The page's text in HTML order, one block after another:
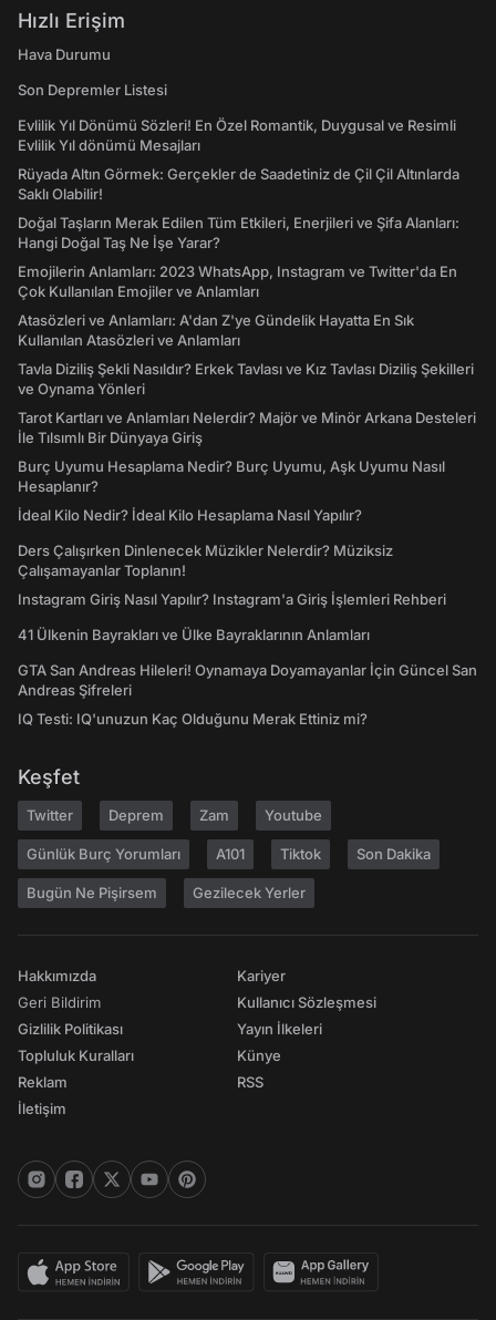
Hızlı Erişim
Hava Durumu
Son Depremler Listesi
Evlilik Yıl Dönümü Sözleri! En Özel Romantik, Duygusal ve Resimli
Evlilik Yıl dönümü Mesajları
Rüyada Altın Görmek: Gerçekler de Saadetiniz de Çil Çil Altınlarda
Saklı Olabilir!
Doğal Taşların Merak Edilen Tüm Etkileri, Enerjileri ve Şifa Alanları:
Hangi Doğal Taş Ne İşe Yarar?
Emojilerin Anlamları: 2023 WhatsApp, Instagram ve Twitter'da En
Çok Kullanılan Emojiler ve Anlamları
Atasözleri ve Anlamları: A'dan Z'ye Gündelik Hayatta En Sık
Kullanılan Atasözleri ve Anlamları
Tavla Diziliş Şekli Nasıldır? Erkek Tavlası ve Kız Tavlası Diziliş Şekilleri
ve Oynama Yönleri
Tarot Kartları ve Anlamları Nelerdir? Majör ve Minör Arkana Desteleri
İle Tılsımlı Bir Dünyaya Giriş
Burç Uyumu Hesaplama Nedir? Burç Uyumu, Aşk Uyumu Nasıl
Hesaplanır?
İdeal Kilo Nedir? İdeal Kilo Hesaplama Nasıl Yapılır?
Ders Çalışırken Dinlenecek Müzikler Nelerdir? Müziksiz
Çalışamayanlar Toplanın!
Instagram Giriş Nasıl Yapılır? Instagram'a Giriş İşlemleri Rehberi
41 Ülkenin Bayrakları ve Ülke Bayraklarının Anlamları
GTA San Andreas Hileleri! Oynamaya Doyamayanlar İçin Güncel San
Andreas Şifreleri
IQ Testi: IQ'unuzun Kaç Olduğunu Merak Ettiniz mi?
Keşfet
Twitter Deprem Zam Youtube
Günlük Burç Yorumları A101 Tiktok Son Dakika
Bugün Ne Pişirsem Gezilecek Yerler
Hakkımızda
Geri Bildirim
Gizlilik Politikası
Topluluk Kuralları
Reklam
İletişim
Kariyer
Kullanıcı Sözleşmesi
Yayın İlkeleri
Künye
RSS